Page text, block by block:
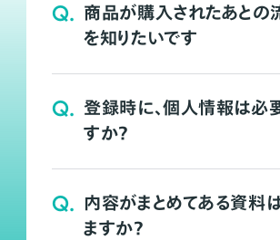
Q. 商品が購入されたあとの
を知りたいです
Q. 登録時に、個人情報は必
すか？
Q. 内容がまとめてある資料
ますか？